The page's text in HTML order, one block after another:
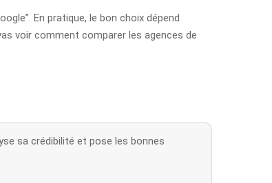
En pratique, le bon choix dépend
voir comment comparer les agences de
sa crédibilité et pose les bonnes